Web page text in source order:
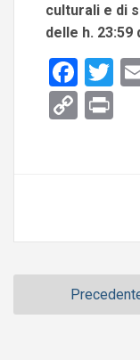
culturali e di
delle h. 23:59
Copy